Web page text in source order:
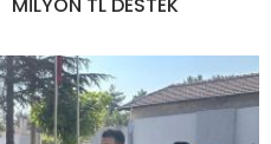
MİLYON TL DESTEK